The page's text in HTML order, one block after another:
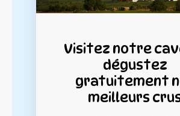
Visitez notre
dégustez
gratuitement
meilleurs